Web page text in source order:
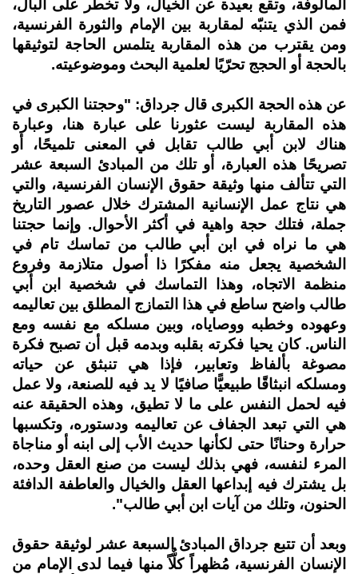
المألوفة، وتقع بعيدة عن الخيال، ولا تخطر على البال،
فمن الذي يتنبّه لمقاربة بين الإمام والثورة الفرنسية،
ومن يقترب من هذه المقاربة يتلمس الحاجة لتوثيقها
بالحجة أو الحجج تحرّيًا لعلمية البحث وموضوعيته.
عن هذه الحجة الكبرى قال جرداق: "وحجتنا الكبرى في
هذه المقاربة ليست عثورنا على عبارة هنا، وعبارة
هناك لابن أبي طالب تقابل في المعنى تلميحًا، أو
تصريحًا هذه العبارة، أو تلك من المبادئ السبعة عشر
التي تتألف منها وثيقة حقوق الإنسان الفرنسية، والتي
هي نتاج عمل الإنسانية المشترك خلال عصور التاريخ
جملة، فتلك حجة واهية في أكثر الأحوال. وإنما حجتنا
هي ما نراه في ابن أبي طالب من تماسك تام في
الشخصية يجعل منه مفكرًا ذا أصول متلازمة وفروع
منظمة الاتجاه، وهذا التماسك في شخصية ابن أبي
طالب واضح ساطع في هذا التمازج المطلق بين تعاليمه
وعهوده وخطبه ووصاياه، وبين مسلكه مع نفسه ومع
الناس. كان يحيا فكرته بقلبه وبدمه قبل أن تصبح فكرة
مصوغة بألفاظ وتعابير، فإذا هي تنبثق عن حياته
ومسلكه انبثاقًا طبيعيًّا صافيًا لا يد فيه للصنعة، ولا عمل
فيه لحمل النفس على ما لا تطيق، وهذه الحقيقة عنه
هي التي تبعد الجفاف عن تعاليمه ودستوره، وتكسبها
حرارة وحنانًا حتى لكأنها حديث الأب إلى ابنه أو مناجاة
المرء لنفسه، فهي بذلك ليست من صنع العقل وحده،
بل يشترك فيه إبداعها العقل والخيال والعاطفة الدافئة
الحنون، وتلك من آيات ابن أبي طالب".
وبعد أن تتبع جرداق المبادئ السبعة عشر لوثيقة حقوق
الإنسان الفرنسية، مُظهراً كلٌّاً منها فيما لدى الإمام من